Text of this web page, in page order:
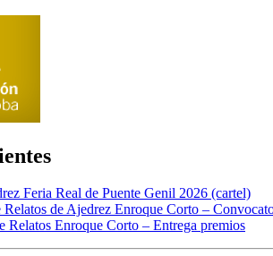
Feria Real de Puente Genil 2026 (cartel)
de Ajedrez Enroque Corto –
Relatos Enroque Corto – Entrega premios